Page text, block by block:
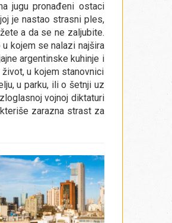
jugu pronađeni ostaci
je nastao strasni ples,
a da se ne zaljubite.
kojem se nalazi najšira
argentinske kuhinje i
u kojem stanovnici
u parku, ili o šetnji uz
vojnoj diktaturi
zarazna strast za